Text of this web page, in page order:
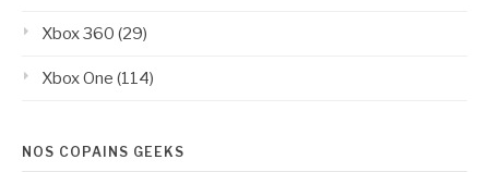
Xbox 360 (29)
Xbox One (114)
NOS COPAINS GEEKS